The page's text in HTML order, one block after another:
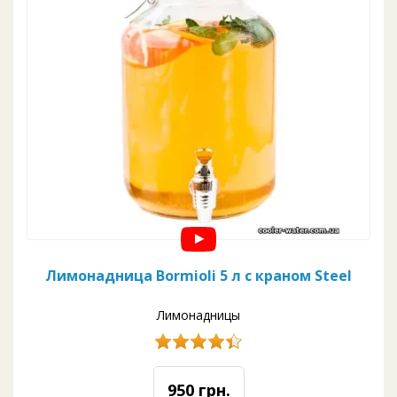
Лимонадница Bormioli 5 л с краном Steel
Лимонадницы
950 грн.